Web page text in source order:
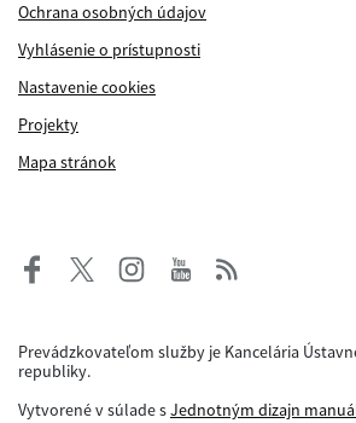
Ochrana osobných údajov
Vyhlásenie o prístupnosti
Nastavenie cookies
Projekty
Mapa stránok
Prevádzkovateľom služby je Kancelária
republiky.
Vytvorené v súlade sJednotným dizajn